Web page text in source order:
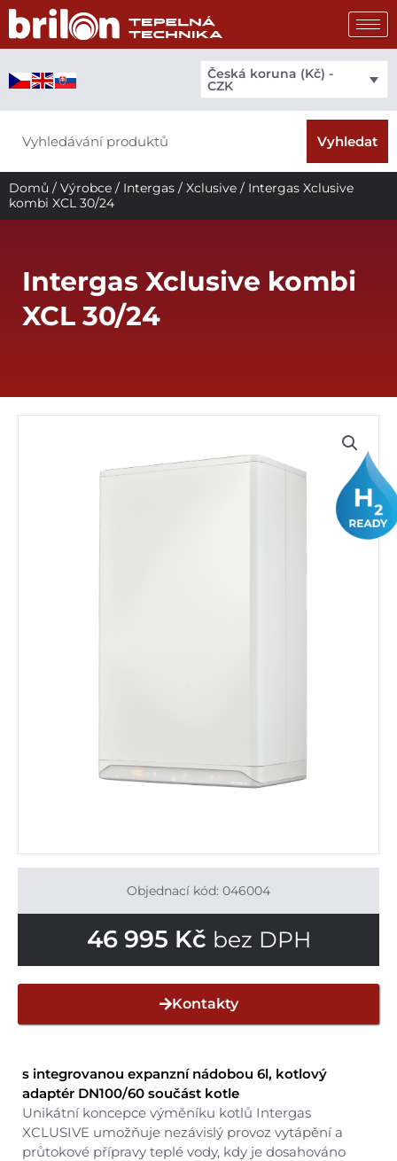
Přeskočit
obsah
Česká koruna (Kč) -
CZK
Vyhledat
Domů / Výrobce / Intergas / Xclusive / Intergas Xclusive
kombi XCL 30/24
Intergas Xclusive kombi
XCL 30/24
s integrovanou expanzní nádobou 6l, kotlový
adaptér DN100/60 součást kotle
Unikátní koncepce výměníku kotlů Intergas
XCLUSIVE umožňuje nezávislý provoz vytápění a
průtokové přípravy teplé vody, kdy je dosahováno
Objednací kód: 046004
46 995 Kč bez DPH
Kontakty